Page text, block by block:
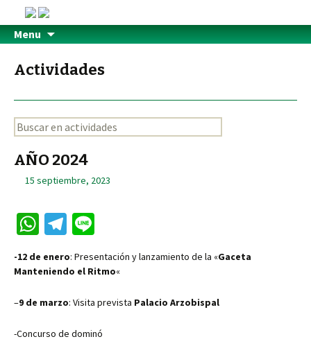
Menu
Actividades
AÑO 2024
15 septiembre, 2023
W
at
p
p
Te
le
gr
m
n
e
-12 de enero: Presentación y lanzamiento de la «Gaceta
Manteniendo el Ritmo«
–9 de marzo: Visita prevista Palacio Arzobispal
-Concurso de dominó